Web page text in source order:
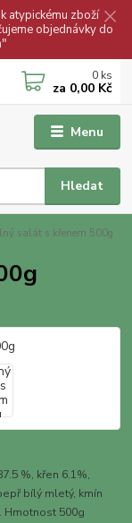
atypickému zboží
objednávky do
Menu
Hledat
0 ks
za 0,00 Kč
salát s křenem 500g
%, křen 6.1%,
bílý mletý, kmín
Hmotnost 500g